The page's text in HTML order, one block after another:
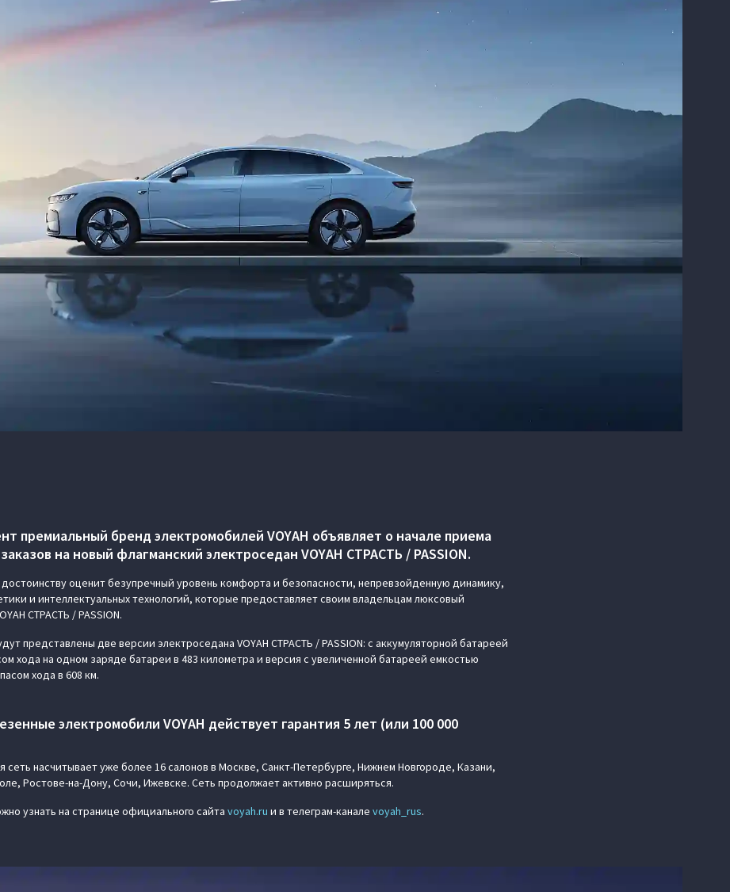
премиальный бренд электромобилей VOYAH объявляет о начале приема
на новый флагманский электроседан VOYAH СТРАСТЬ / PASSION.
оценит безупречный уровень комфорта и безопасности, непревзойденную динамику,
и интеллектуальных технологий, которые предоставляет своим владельцам люксовый
СТРАСТЬ / PASSION.
представлены две версии электроседана VOYAH СТРАСТЬ / PASSION: с аккумуляторной батареей
хода на одном заряде батареи в 483 километра и версия с увеличенной батареей емкостью
хода в 608 км.
электромобили VOYAH действует гарантия 5 лет (или 100 000
насчитывает уже более 16 салонов в Москве, Санкт-Петербурге, Нижнем Новгороде, Казани,
Ростове-на-Дону, Сочи, Ижевске. Сеть продолжает активно расширяться.
узнать на странице официального сайта voyah.ru и в телеграм-канале voyah_rus.